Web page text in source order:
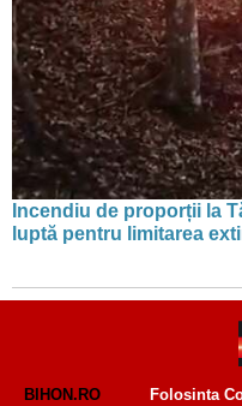
Incendiu de proporții la
luptă pentru limitarea
BIHON.RO Folosinta